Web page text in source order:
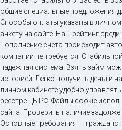
общие специальные предложения
Способы оплаты указаны в личном
анкету на сайте. Наш рейтинг
Пополнение счета происходит
компании не требуется.
надежная система. Взять займ
историей. Легко получить деньги
личном кабинете удобно
реестре ЦБ РФ. Файлы cookie
сайта. Проверить наличие
Основные требования —